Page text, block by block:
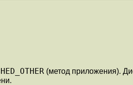
(метод приложения).